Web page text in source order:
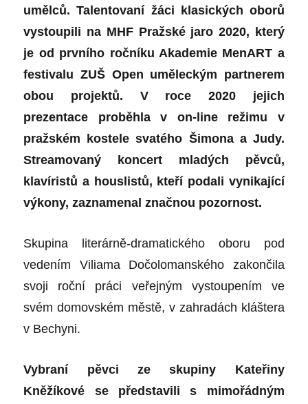
umělců. Talentovaní žáci klasických oborů
vystoupili na MHF Pražské jaro 2020, který
je od prvního ročníku Akademie MenART a
festivalu ZUŠ Open uměleckým partnerem
obou projektů. V roce 2020 jejich
prezentace proběhla v on-line režimu v
pražském kostele svatého Šimona a Judy.
Streamovaný koncert mladých pěvců,
klavíristů a houslistů, kteří podali vynikající
výkony, zaznamenal značnou pozornost.
Skupina literárně-dramatického oboru pod
vedením Viliama Dočolomanského zakončila
svoji roční práci veřejným vystoupením ve
svém domovském městě, v zahradách kláštera
v Bechyni.
Vybraní pěvci ze skupiny Kateřiny
Kněžíkové se představili s mimořádným